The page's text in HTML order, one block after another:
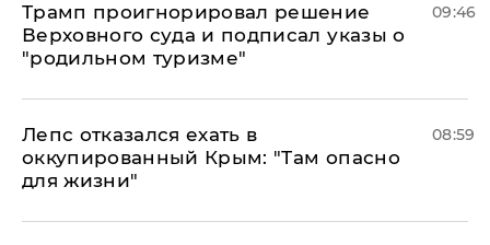
Трамп проигнорировал решение
Верховного суда и подписал указы о
"родильном туризме"
09:46
Лепс отказался ехать в
оккупированный Крым: "Там опасно
для жизни"
08:59